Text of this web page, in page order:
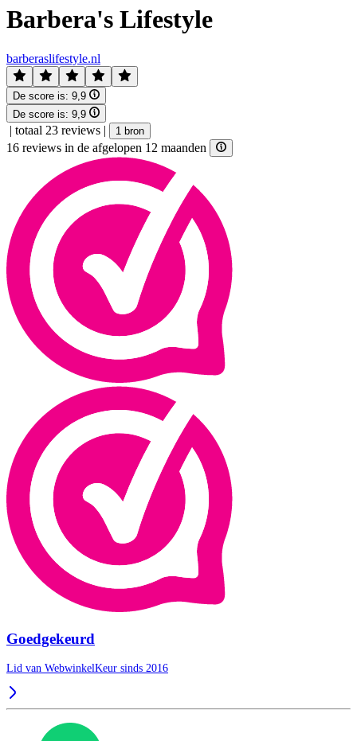
Barbera's Lifestyle
barberaslifestyle.nl
De score is: 9,9
De score is: 9,9
| totaal 23 reviews | 1 bron
16 reviews in de afgelopen 12 maanden
Goedgekeurd
Lid van WebwinkelKeur sinds 2016